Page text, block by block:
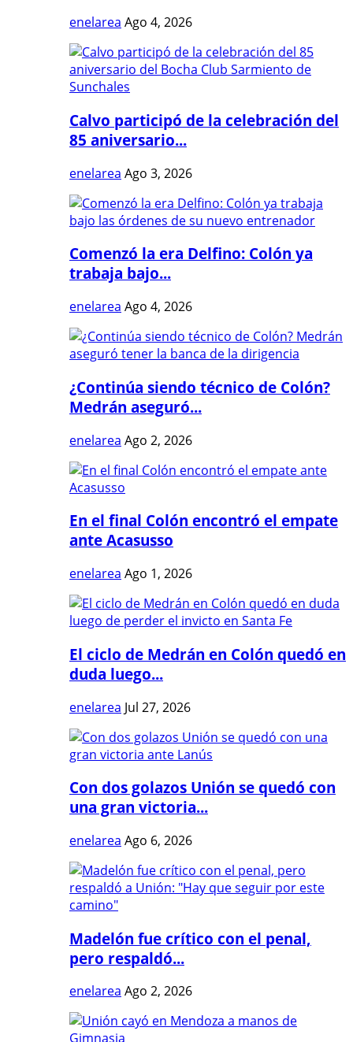
enelarea Ago 4, 2026
Calvo participó de la celebración del
85 aniversario...
enelarea Ago 3, 2026
Comenzó la era Delfino: Colón ya
trabaja bajo...
enelarea Ago 4, 2026
¿Continúa siendo técnico de Colón?
Medrán aseguró...
enelarea Ago 2, 2026
En el final Colón encontró el empate
ante Acasusso
enelarea Ago 1, 2026
El ciclo de Medrán en Colón quedó en
duda luego...
enelarea Jul 27, 2026
Con dos golazos Unión se quedó con
una gran victoria...
enelarea Ago 6, 2026
Madelón fue crítico con el penal,
pero respaldó...
enelarea Ago 2, 2026